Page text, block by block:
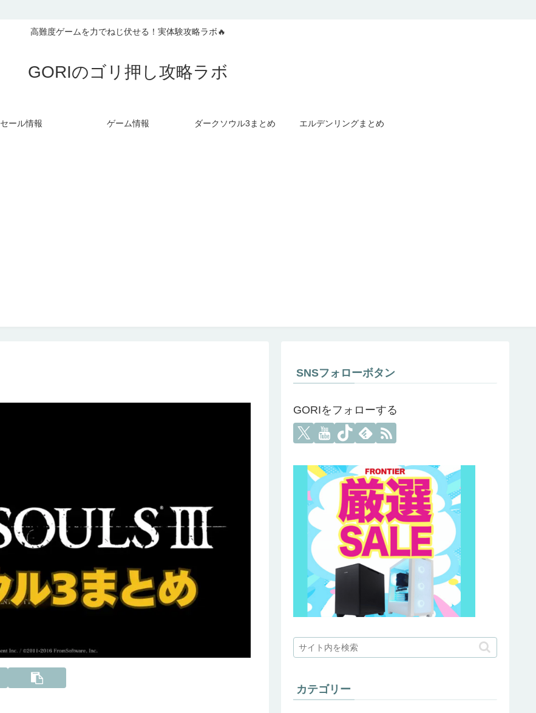
高難度ゲームを力でねじ伏せる！実体験攻略ラボ🔥
GORIのゴリ押し攻略ラボ
セール情報 ゲーム情報 ダークソウル3まとめ エルデンリングまとめ
SNSフォローボタン
GORIをフォローする
カテゴリー